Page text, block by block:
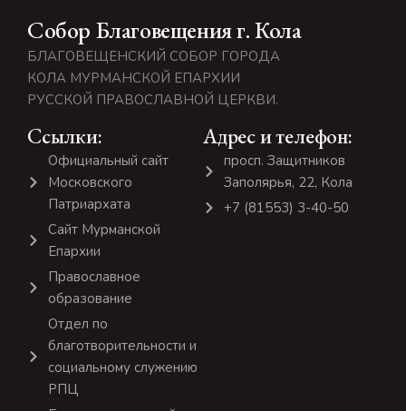
Собор Благовещения г. Кола
БЛАГОВЕЩЕНСКИЙ СОБОР ГОРОДА
КОЛА МУРМАНСКОЙ ЕПАРХИИ
РУССКОЙ ПРАВОСЛАВНОЙ ЦЕРКВИ.
Ссылки:
Официальный сайт
Московского
Патриархата
Сайт Мурманской
Епархии
Православное
образование
Отдел по
благотворительности и
социальному служению
РПЦ
Адрес и телефон:
просп. Защитников
Заполярья, 22, Кола
+7 (81553) 3-40-50